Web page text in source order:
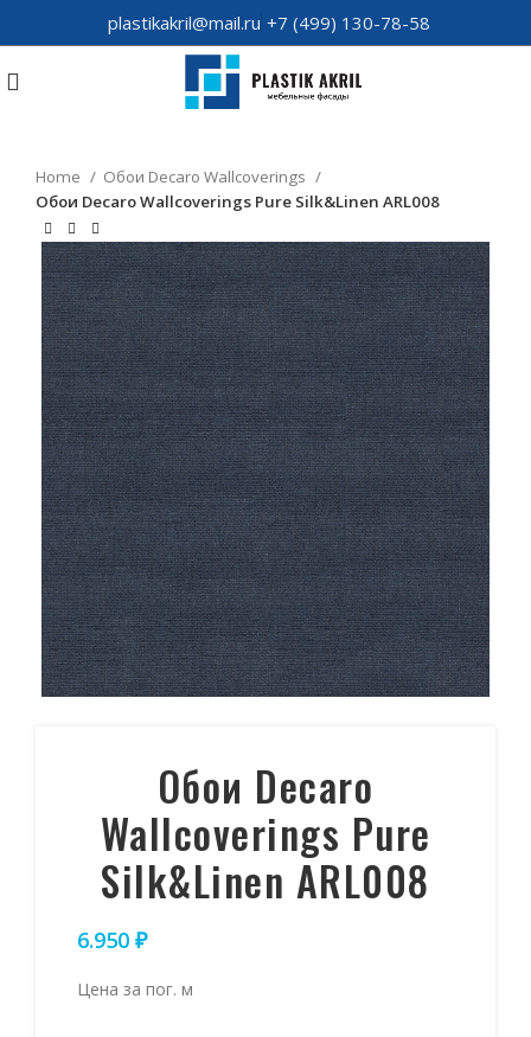
plastikakril@mail.ru +7 (499) 130-78-58
Home
Обои Decaro Wallcoverings
Обои Decaro Wallcoverings Pure Silk&Linen ARL008
Обои Decaro
Wallcoverings Pure
Silk&Linen ARL008
6.950 ₽
Цена за пог. м